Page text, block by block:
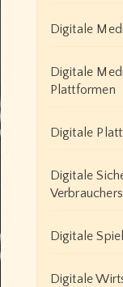
Digitale
Digitale
Plattformen
Digitale
Digitale
Digitale
Digitale